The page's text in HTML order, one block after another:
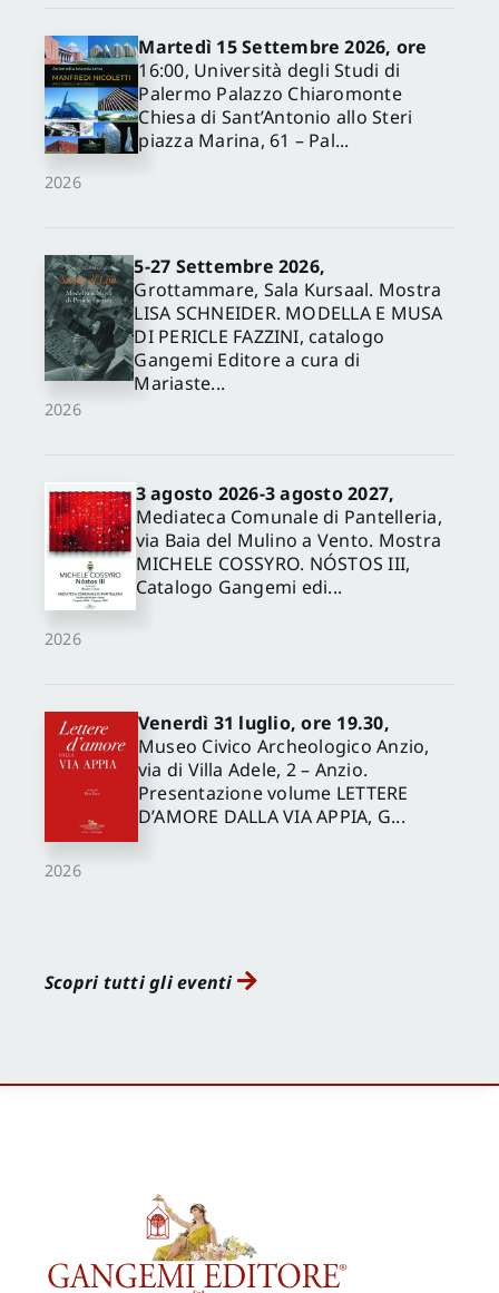
2026
Martedì 15 Settembre 2026, ore
16:00, Università degli Studi di
Palermo Palazzo Chiaromonte
Chiesa di Sant’Antonio allo Steri
piazza Marina, 61 – Pal...
2026
5-27 Settembre 2026,
Grottammare, Sala Kursaal. Mostra
LISA SCHNEIDER. MODELLA E MUSA
DI PERICLE FAZZINI, catalogo
Gangemi Editore a cura di
Mariaste...
2026
3 agosto 2026-3 agosto 2027,
Mediateca Comunale di Pantelleria,
via Baia del Mulino a Vento. Mostra
MICHELE COSSYRO. NÓSTOS III,
Catalogo Gangemi edi...
2026
Venerdì 31 luglio, ore 19.30,
Museo Civico Archeologico Anzio,
via di Villa Adele, 2 – Anzio.
Presentazione volume LETTERE
D’AMORE DALLA VIA APPIA, G...
Scopri tutti gli eventi